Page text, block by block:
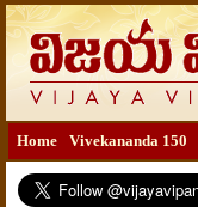
Home Vivekananda 150